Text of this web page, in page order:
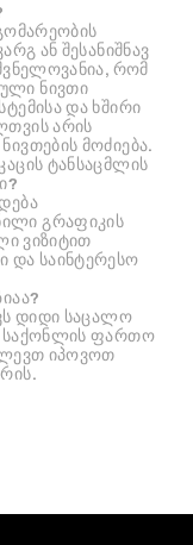
ან შესანიშნავ
რომ
ნივთი
და ხშირი
არის
მოძიება.
ტანსაცმლის
გრაფიკის
ვიზიტით
და საინტერესო
დიდი საცალო
საქონლის ფართო
იპოვოთ